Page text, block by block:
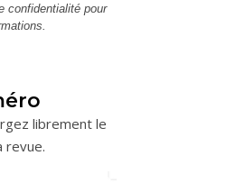
confidentialitépour
librement le
revue.